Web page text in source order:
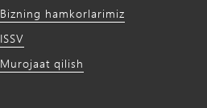
Bizning hamkorlarimiz
ISSV
Murojaat qilish